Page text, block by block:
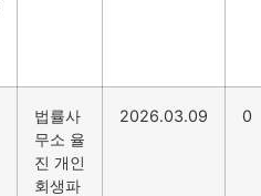
법률사
무소 율
진 개인
회생파
2026.03.09 0